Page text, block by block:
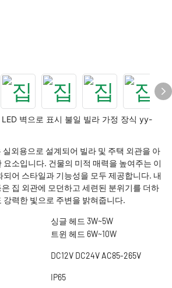
벽으로 표시 불일 빌라 가정 장식 yy-
실외용으로 설계되어 빌라 및 주택 외관을 아
요소입니다. 건물의 미적 매력을 높여주는 이
되어 스타일과 기능성을 모두 제공합니다. 내
집 외관에 모던하고 세련된 분위기를 더하
강력한 빛으로 주변을 밝혀줍니다.
싱글 헤드 3W~5W
트윈 헤드 6W~10W
DC12V DC24V AC85-265V
IP65